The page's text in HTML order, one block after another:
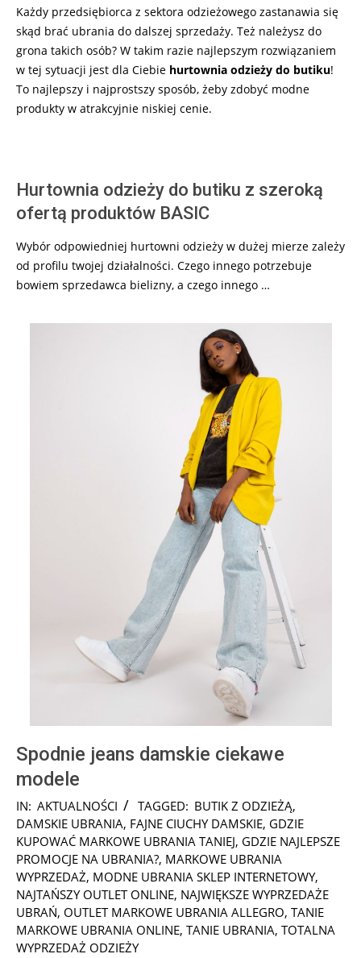
Każdy przedsiębiorca z sektora odzieżowego zastanawia się
skąd brać ubrania do dalszej sprzedaży. Też należysz do
grona takich osób? W takim razie najlepszym rozwiązaniem
w tej sytuacji jest dla Ciebie hurtownia odzieży do butiku!
To najlepszy i najprostszy sposób, żeby zdobyć modne
produkty w atrakcyjnie niskiej cenie.
Hurtownia odzieży do butiku z szeroką
ofertą produktów BASIC
Wybór odpowiedniej hurtowni odzieży w dużej mierze zależy
od profilu twojej działalności. Czego innego potrzebuje
bowiem sprzedawca bielizny, a czego innego …
Spodnie jeans damskie ciekawe
modele
2024-
10-
08
IN: AKTUALNOŚCI TAGGED: BUTIK Z ODZIEŻĄ,
DAMSKIE UBRANIA, FAJNE CIUCHY DAMSKIE, GDZIE
KUPOWAĆ MARKOWE UBRANIA TANIEJ, GDZIE NAJLEPSZE
PROMOCJE NA UBRANIA?, MARKOWE UBRANIA
WYPRZEDAŻ, MODNE UBRANIA SKLEP INTERNETOWY,
NAJTAŃSZY OUTLET ONLINE, NAJWIĘKSZE WYPRZEDAŻE
UBRAŃ, OUTLET MARKOWE UBRANIA ALLEGRO, TANIE
MARKOWE UBRANIA ONLINE, TANIE UBRANIA, TOTALNA
WYPRZEDAŻ ODZIEŻY